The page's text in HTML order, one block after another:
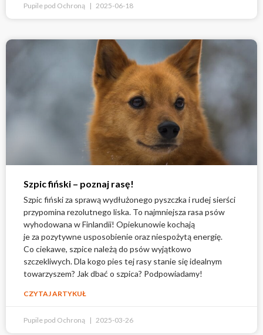
Pupile pod Ochroną 2025-06-18
Szpic fiński – poznaj rasę!
Szpic fiński za sprawą wydłużonego pyszczka i rudej sierści
przypomina rezolutnego liska. To najmniejsza rasa psów
wyhodowana w Finlandii! Opiekunowie kochają
je za pozytywne usposobienie oraz niespożytą energię.
Co ciekawe, szpice należą do psów wyjątkowo
szczekliwych. Dla kogo pies tej rasy stanie się idealnym
towarzyszem? Jak dbać o szpica? Podpowiadamy!
CZYTAJ ARTYKUŁ
Pupile pod Ochroną 2025-03-26